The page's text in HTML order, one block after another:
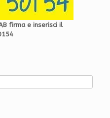
firma e inserisci il